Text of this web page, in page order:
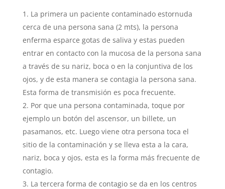
La primera un paciente contaminado estornuda
cerca de una persona sana (2 mts), la persona
enferma esparce gotas de saliva y estas pueden
entrar en contacto con la mucosa de la persona sana
a través de su nariz, boca o en la conjuntiva de los
ojos, y de esta manera se contagia la persona sana.
Esta forma de transmisión es poca frecuente.
Por que una persona contaminada, toque por
ejemplo un botón del ascensor, un billete, un
pasamanos, etc. Luego viene otra persona toca el
sitio de la contaminación y se lleva esta a la cara,
nariz, boca y ojos, esta es la forma más frecuente de
contagio.
La tercera forma de contagio se da en los centros